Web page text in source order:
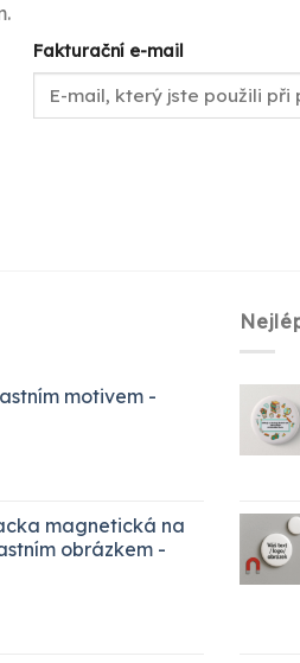
Fakturační e-mail
motivem -
magnetická na
obrázkem -